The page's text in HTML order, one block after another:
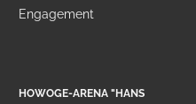
Engagement
HOWOGE-ARENA "HANS